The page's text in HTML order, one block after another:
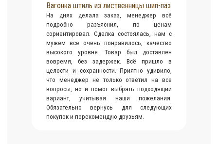
Вагонка штиль из лиственницы шип-паз
На днях делала заказ, менеджер всё
подробно разъяснил, по ценам
сориентировал. Сделка состоялась, нам с
мужем всё очень понравилось, качество
высокого уровня. Товар был доставлен
вовремя, без задержек. Всё пришло в
целости и сохранности. Приятно удивило,
что менеджер не только ответил на все
вопросы, но и помог выбрать подходящий
вариант, учитывая наши пожелания.
Обязательно вернусь для следующих
покупок и порекомендую друзьям.